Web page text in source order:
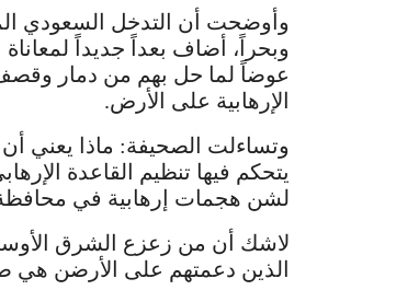
وأوضحت أن التدخل السعودي
وبحراً، أضاف بعداً جديداً
الإرهابية على الأرض.
وتساءلت الصحيفة: ماذا يعني
يتحكم فيها تنظيم القاعدة
لشن هجمات إرهابية في
لاشك أن من زعزع الشرق الأوسط
الذين دعمتهم على الأرضن هي